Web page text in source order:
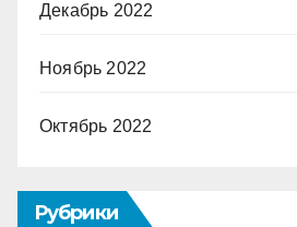
Декабрь 2022
Ноябрь 2022
Октябрь 2022
Рубрики